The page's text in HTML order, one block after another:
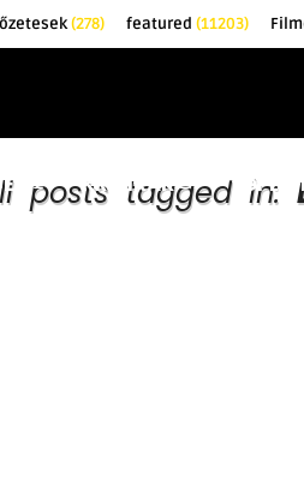
(278) featured (11203)
KRITIKÁK
posts tagged in: